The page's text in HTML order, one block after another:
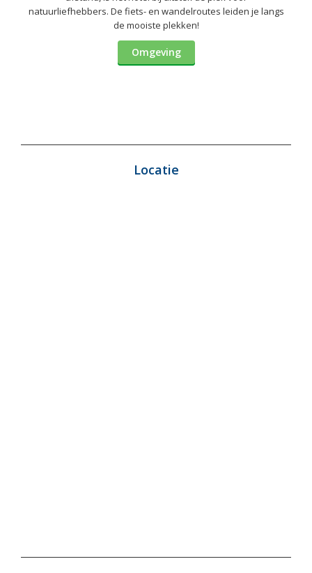
natuurliefhebbers. De fiets- en wandelroutes leiden je langs
de mooiste plekken!
Omgeving
Locatie